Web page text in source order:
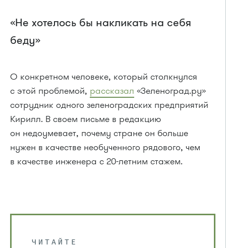
«Не хотелось бы накликать на себя
беду»
О конкретном человеке, который столкнулся
с этой проблемой, рассказал «Зеленоград.ру»
сотрудник одного зеленоградских предприятий
Кирилл. В своем письме в редакцию
он недоумевает, почему стране он больше
нужен в качестве необученного рядового, чем
в качестве инженера с 20-летним стажем.
ЧИТАЙТЕ